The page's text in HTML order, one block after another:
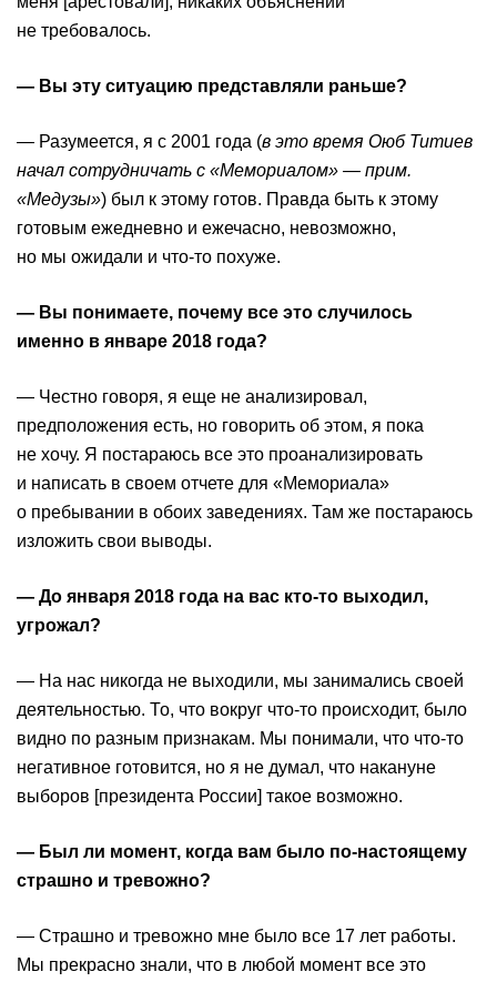
не требовалось.
— Вы эту ситуацию представляли раньше?
— Разумеется, я с 2001 года (в это время Оюб Титиев
начал сотрудничать с «Мемориалом» — прим.
«Медузы») был к этому готов. Правда быть к этому
готовым ежедневно и ежечасно, невозможно,
но мы ожидали и что-то похуже.
— Вы понимаете, почему все это случилось
именно в январе 2018 года?
— Честно говоря, я еще не анализировал,
предположения есть, но говорить об этом, я пока
не хочу. Я постараюсь все это проанализировать
и написать в своем отчете для «Мемориала»
о пребывании в обоих заведениях. Там же постараюсь
изложить свои выводы.
— До января 2018 года на вас кто-то выходил,
угрожал?
— На нас никогда не выходили, мы занимались своей
деятельностью. То, что вокруг что-то происходит, было
видно по разным признакам. Мы понимали, что что-то
негативное готовится, но я не думал, что накануне
выборов [президента России] такое возможно.
— Был ли момент, когда вам было по-настоящему
страшно и тревожно?
— Страшно и тревожно мне было все 17 лет работы.
Мы прекрасно знали, что в любой момент все это